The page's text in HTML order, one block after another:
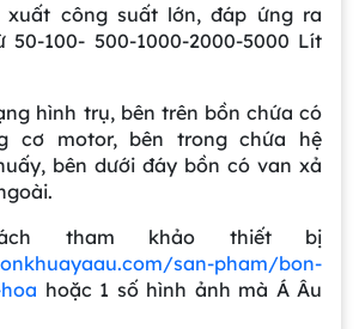
công suất lớn, đáp ứng ra
100- 500-1000-2000-5000 Lít
hình trụ, bên trên bồn chứa có
cơ motor, bên trong chứa hệ
bên dưới đáy bồn có van xả
tham khảo thiết bị
san-pham/bon-
hoặc 1 số hình ảnh mà Á Âu